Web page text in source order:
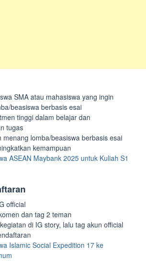
SMA atau mahasiswa yang ingin
beasiswa berbasis esai
tinggi dalam belajar dan
tugas
menang lomba/beasiswa berbasis esai
kemampuan
ASEAN Maybank 2025 untuk Kuliah S1
official
dan tag 2 teman
di IG story, lalu tag akun official
Islamic Social Expedition 17 ke